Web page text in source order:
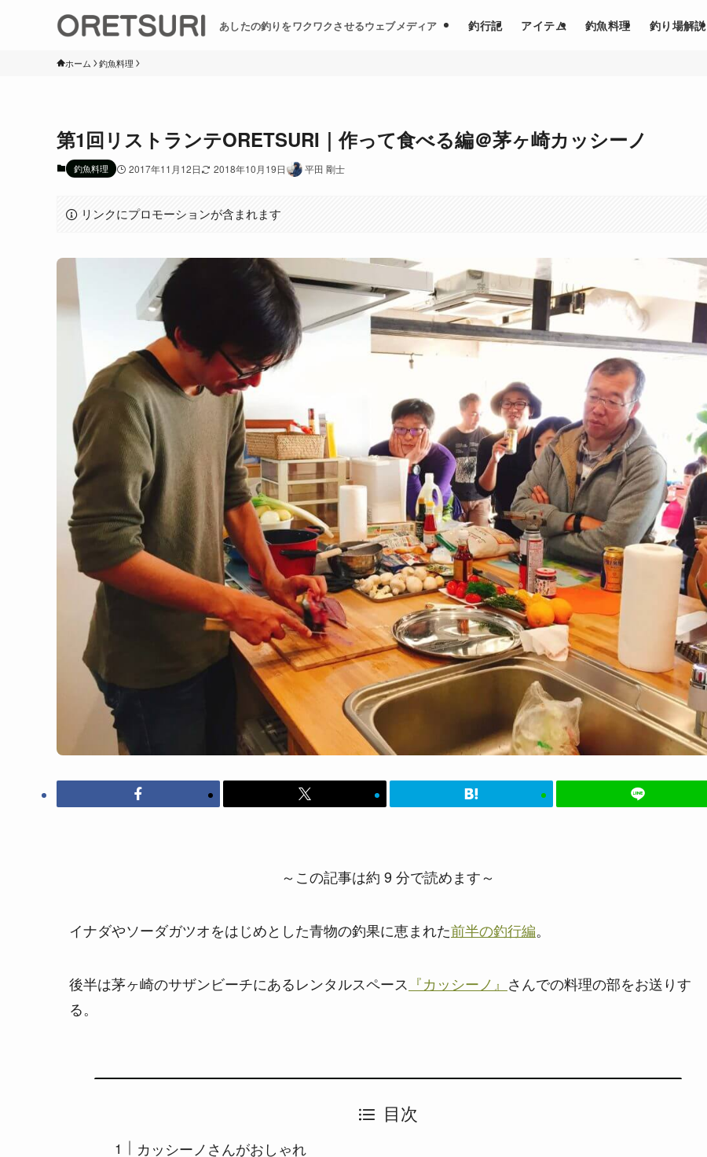
あしたの釣りをワクワクさせるウェブメディア 釣行記 アイテム 釣魚料理 釣り場解説
ホーム 釣魚料理
第1回リストランテORETSURI｜作って食べる編＠茅ヶ崎カッシーノ
釣魚料理 2017年11月12日 2018年10月19日 平田 剛士
リンクにプロモーションが含まれます
～この記事は約 9 分で読めます～
イナダやソーダガツオをはじめとした青物の釣果に恵まれた前半の釣行編。
後半は茅ヶ崎のサザンビーチにあるレンタルスペース 『カッシーノ』 さんでの料理の部をお送りす
る。
目次
カッシーノさんがおしゃれ